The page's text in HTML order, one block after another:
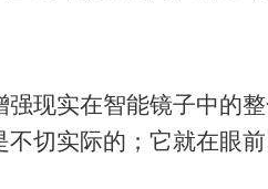
现实在智能镜子中的
切实际的；它就在眼前